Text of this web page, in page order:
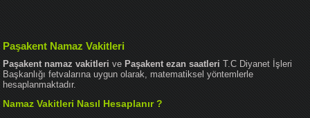
Paşakent Namaz Vakitleri
Paşakent namaz vakitleri ve Paşakent ezan saatleri T.C Diyanet İşleri
Başkanlığı fetvalarına uygun olarak, matematiksel yöntemlerle
hesaplanmaktadır.
Namaz Vakitleri Nasıl Hesaplanır ?